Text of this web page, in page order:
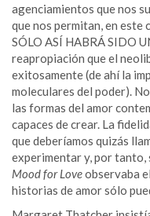
agenciamientos que nos
que nos permitan, en este
SÓLO ASÍ HABRÁ SIDO
reapropiación que el
exitosamente (de ahí la
moleculares del poder).
las formas del amor
capaces de crear. La
que deberíamos quizás
experimentar y, por tanto,
Mood for Loveobservaba
historias de amor sólo